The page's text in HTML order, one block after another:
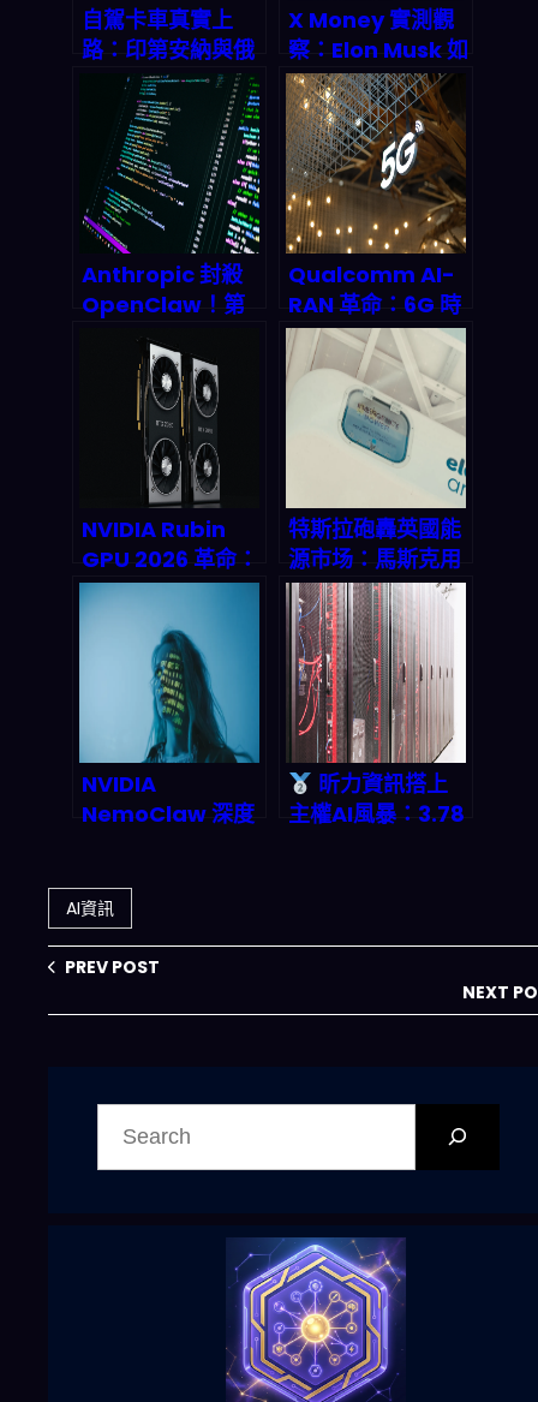
自駕卡車真實上
路：印第安納與俄
亥俄州聯合試驗揭
示 2026 年物流革
X Money 實測觀
察：Elon Musk 如
何把 X 平台變成金
融「超級應用」？
Anthropic 封殺
OpenClaw！第
三方工具額外收
費，2026 AI 開源
生態何去何從？
Qualcomm AI-
RAN 革命：6G 時
代提前到來的關鍵
密碼
NVIDIA Rubin
GPU 2026 革命：
AI 智能代理本地化
時代來臨，n8n 開
發者如何零雲端成
本建構超高效代理
工作流？
特斯拉砲轟英國能
源市场：馬斯克用
Powerwall 掀起
disrupting 革
命，傳統供電商慌
了？
NVIDIA
NemoClaw 深度
如何解決自動化系
統的隱形危機
昕力資訊搭上
主權AI風暴：3.78
AI資訊
PREV POST
NEXT